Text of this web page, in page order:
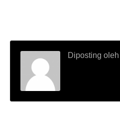
Diposting oleh